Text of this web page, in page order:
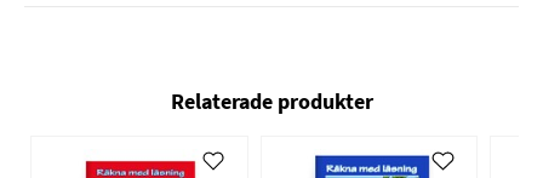
Relaterade produkter